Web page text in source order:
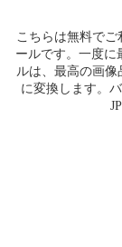
こちらは無料でご
ールです。一度に
ルは、最高の画像
に変換します。